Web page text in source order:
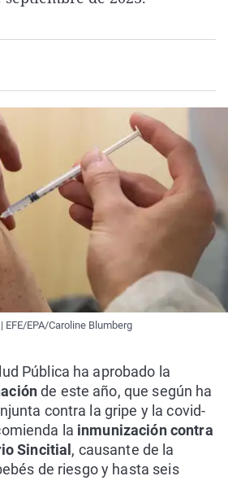
Gente viajera
Retornados
Galicia
País Vasco
Televisión
EPA/Caroline Blumberg
Pública ha aprobado la
de este año, que según ha
contra la gripe y la covid-
la inmunización contra
Sincitial , causante de la
de riesgo y hasta seis